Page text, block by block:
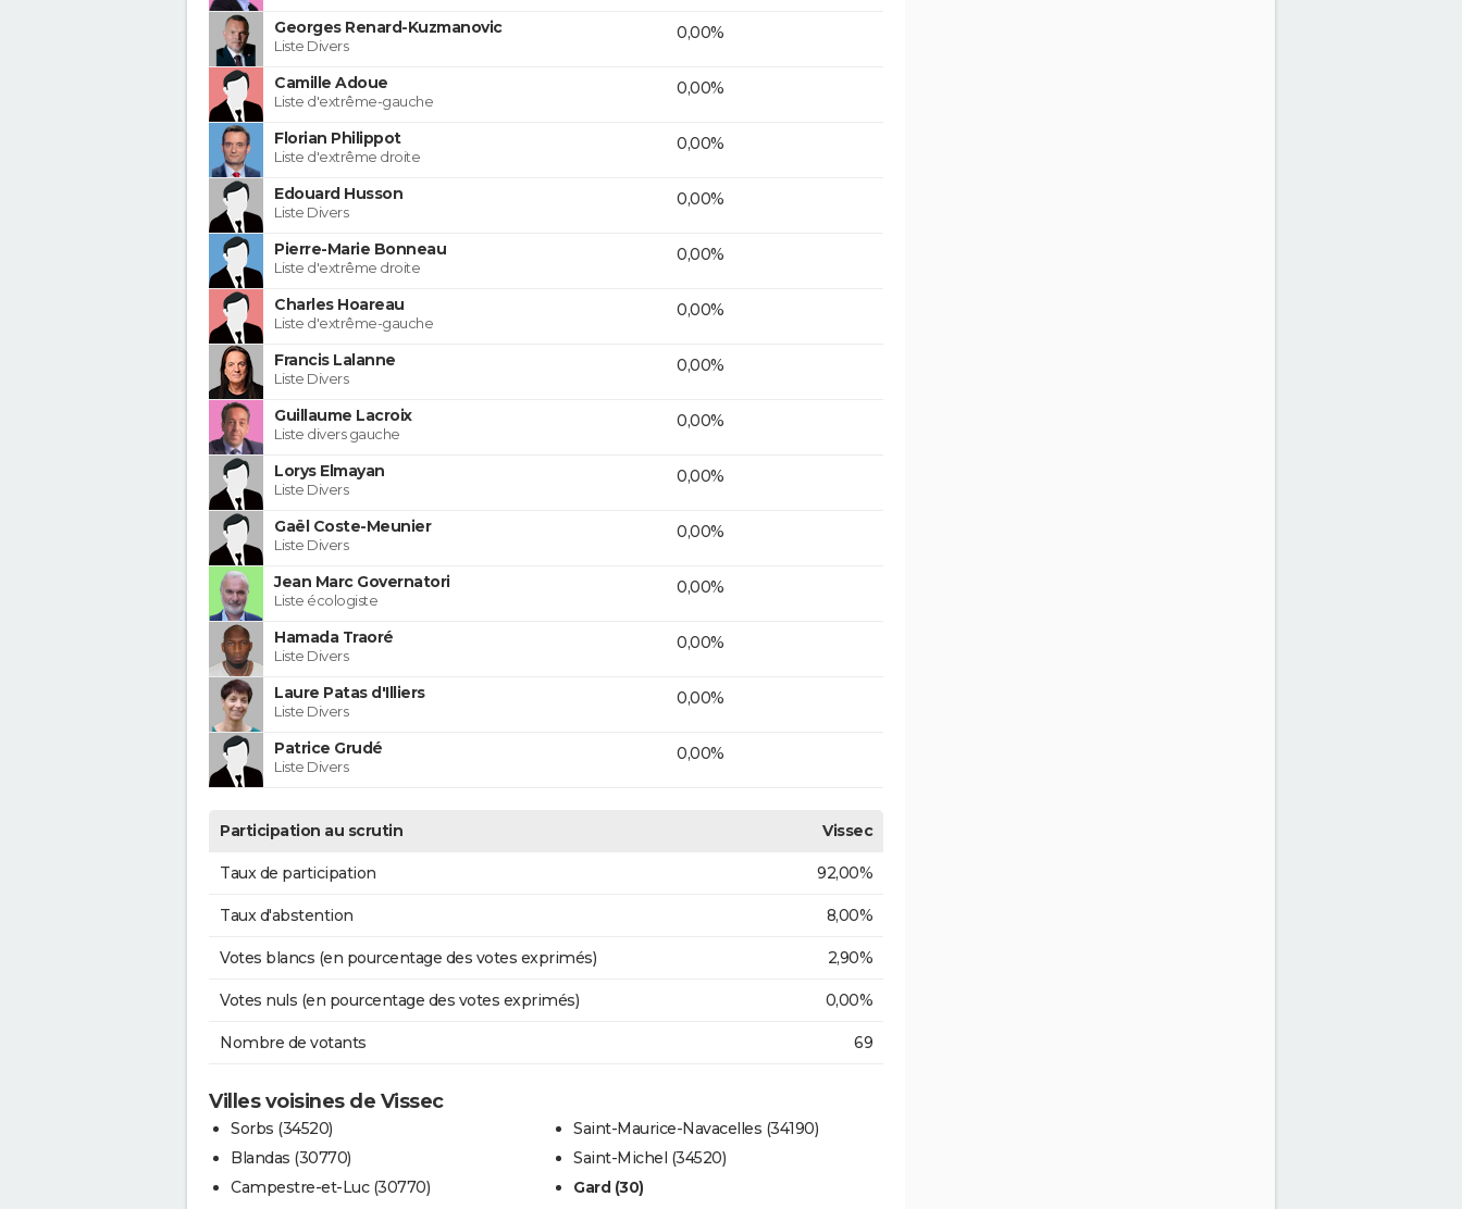
Georges Renard-Kuzmanovic
Liste Divers
0,00%
Camille Adoue
Liste d'extrême-gauche
0,00%
Florian Philippot
Liste d'extrême droite
0,00%
Edouard Husson
Liste Divers
0,00%
Pierre-Marie Bonneau
Liste d'extrême droite
0,00%
Charles Hoareau
Liste d'extrême-gauche
0,00%
Francis Lalanne
Liste Divers
0,00%
Guillaume Lacroix
Liste divers gauche
0,00%
Lorys Elmayan
Liste Divers
0,00%
Gaël Coste-Meunier
Liste Divers
0,00%
Jean Marc Governatori
Liste écologiste
0,00%
Hamada Traoré
Liste Divers
0,00%
Laure Patas d'Illiers
Liste Divers
0,00%
Patrice Grudé
Liste Divers
0,00%
Participation au scrutin Vissec
Taux de participation 92,00%
Taux d'abstention 8,00%
Votes blancs (en pourcentage des votes exprimés) 2,90%
Votes nuls (en pourcentage des votes exprimés) 0,00%
Nombre de votants 69
Villes voisines de Vissec
Sorbs (34520)
Blandas (30770)
Campestre-et-Luc (30770)
Saint-Maurice-Navacelles (34190)
Saint-Michel (34520)
Gard (30)